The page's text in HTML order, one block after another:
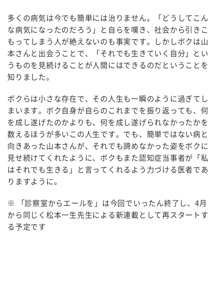
多くの病気は今でも簡単には治りません。「どうしてこん
な病気になったのだろう」と自らを嘆き、社会から引きこ
もってしまう人が絶えないのも事実です。しかしボクは山
本さんと出会うことで、「それでも生きていく自分」とい
うものを見続けることが人間にはできるのだということを
知りました。
ボクらは小さな存在で、その人生も一瞬のように過ぎてし
まいます。ボク自身が自らのこれまでを振り返っても、何
を成し遂げたのかよりも、何を成し遂げられなかったかを
数えるほうが多いこの人生です。でも、簡単ではない病と
向きあった山本さんが、それでも諦めなかった姿をボクに
見せ続けてくれたように、ボクもまた認知症当事者が「私
はそれでも生きる」と言ってくれるよう力づける医者であ
りますように。
※ 「診察室からエールを」は今回でいったん終了し、4月
から同じく松本一生先生による新連載として再スタートす
る予定です